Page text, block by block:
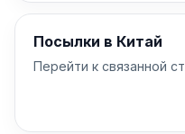
Посылки в Китай
Перейти к связанной